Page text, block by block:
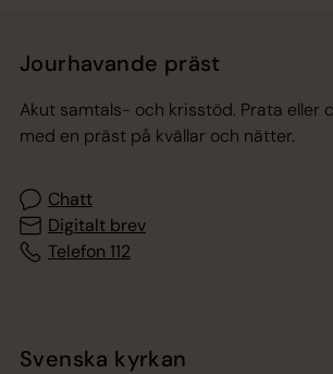
Jourhavande präst
Akut samtals- och krisstöd. Prata eller
med en präst på kvällar och nätter.
Chatt
Digitalt brev
Telefon 112
Svenska kyrkan